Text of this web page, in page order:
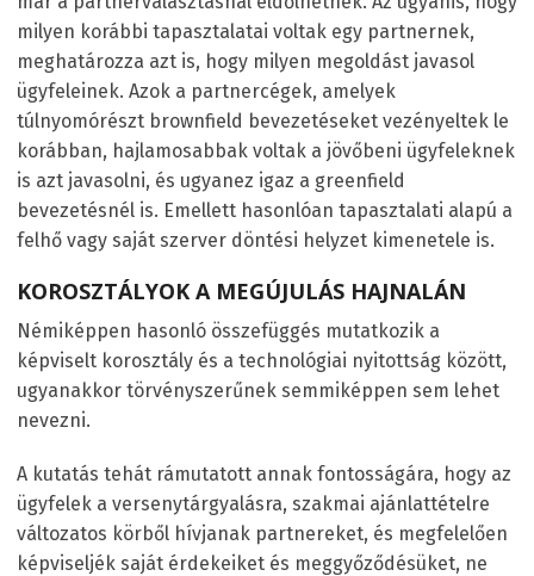
milyen korábbi tapasztalatai voltak egy partnernek,
meghatározza azt is, hogy milyen megoldást javasol
ügyfeleinek. Azok a partnercégek, amelyek
túlnyomórészt brownfield bevezetéseket vezényeltek le
korábban, hajlamosabbak voltak a jövőbeni ügyfeleknek
is azt javasolni, és ugyanez igaz a greenfield
bevezetésnél is. Emellett hasonlóan tapasztalati alapú a
felhő vagy saját szerver döntési helyzet kimenetele is.
KOROSZTÁLYOK A MEGÚJULÁS HAJNALÁN
Némiképpen hasonló összefüggés mutatkozik a
képviselt korosztály és a technológiai nyitottság között,
ugyanakkor törvényszerűnek semmiképpen sem lehet
nevezni.
A kutatás tehát rámutatott annak fontosságára, hogy az
ügyfelek a versenytárgyalásra, szakmai ajánlattételre
változatos körből hívjanak partnereket, és megfelelően
képviseljék saját érdekeiket és meggyőződésüket, ne